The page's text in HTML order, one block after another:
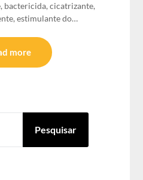
cicatrizante,
estimulante do…
more
Pesquisar